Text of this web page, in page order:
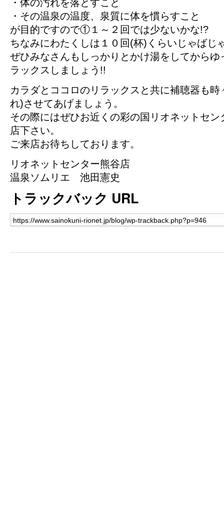
・体の汚れを落とすこと
・その温泉の温度、泉質に体を慣らすこと
が目的ですので①１～２回では少ないかな!?
ちなみにわたくしは１０回(杯)くらいじゃばじ
ぜひみなさんもしっかりとかけ湯をしてから
ラックスしましょう!!
カラダとココロのリラックスと共に補聴器も
れ)させてあげましょう。
その際にはぜひお近くの彩の国リオネットセ
店下さい。
ご来店お待ちしております。
リオネットセンター熊谷店
温泉ソムリエ 池田憲史
トラックバック URL